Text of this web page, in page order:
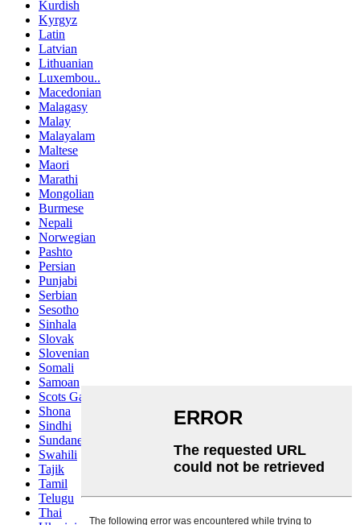
Kurdish
Kyrgyz
Latin
Latvian
Lithuanian
Luxembou..
Macedonian
Malagasy
Malay
Malayalam
Maltese
Maori
Marathi
Mongolian
Burmese
Nepali
Norwegian
Pashto
Persian
Punjabi
Serbian
Sesotho
Sinhala
Slovak
Slovenian
Somali
Samoan
Scots Gaelic
Shona
Sindhi
Sundanese
Swahili
Tajik
Tamil
Telugu
Thai